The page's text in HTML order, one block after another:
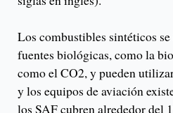
Los combustibles sintéticos
fuentes biológicas, como la
como el CO2, y pueden
y los equipos de aviación
los SAF cubren alrededor del